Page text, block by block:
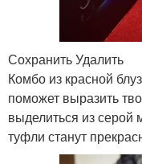
Сохранить Удалить
Комбо из красной
поможет выразить
выделиться из
туфли станут